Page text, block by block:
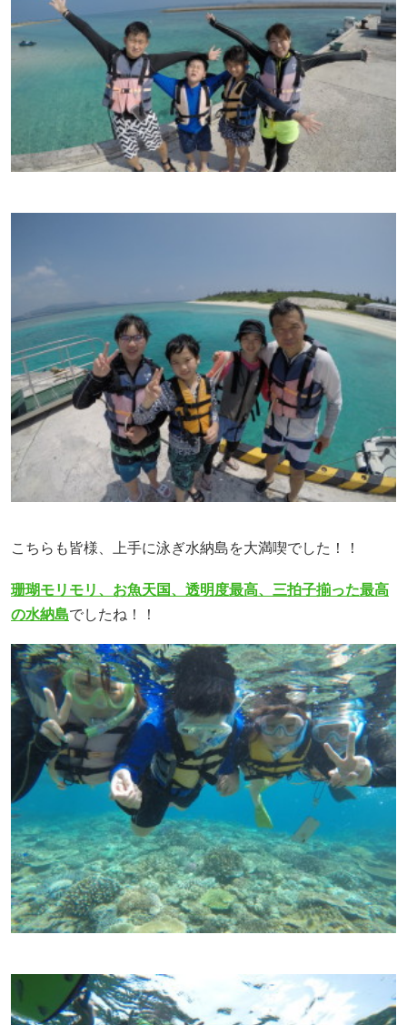
こちらも皆様、上手に泳ぎ水納島を大満喫でした！！
珊瑚モリモリ、お魚天国、透明度最高、三拍子揃った最高
の水納島でしたね！！